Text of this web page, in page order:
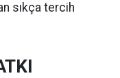
sıkça tercih